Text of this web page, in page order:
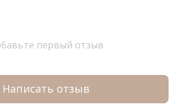
первый отзыв
Написать отзыв